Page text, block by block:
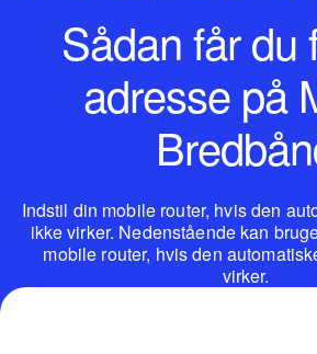
Sådan får du
adresse på
Indstil din mobile router, hvis den
ikke virker. Nedenstående kan
mobile router, hvis den
virker.